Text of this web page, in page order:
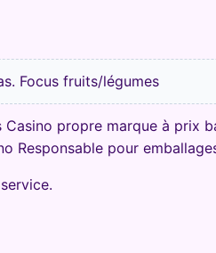
Focus fruits/légumes
propre marque à prix
Responsable pour